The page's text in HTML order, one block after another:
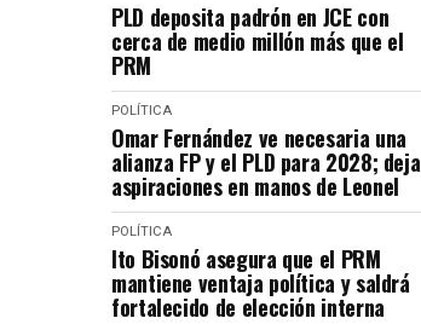
PLD deposita padrón en JCE con
cerca de medio millón más que el
PRM
POLÍTICA
Omar Fernández ve necesaria una
alianza FP y el PLD para 2028; deja
aspiraciones en manos de Leonel
POLÍTICA
Ito Bisonó asegura que el PRM
mantiene ventaja política y saldrá
fortalecido de elección interna